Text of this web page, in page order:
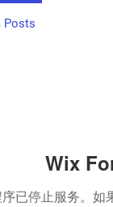
Wix
已停止服务。如
Posts